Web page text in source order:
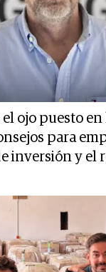
ojo puesto en
para
inversión y el